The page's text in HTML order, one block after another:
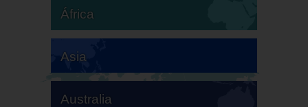
África
Asia
Australia